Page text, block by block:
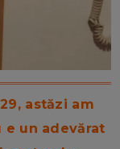
astăzi am
un adevărat